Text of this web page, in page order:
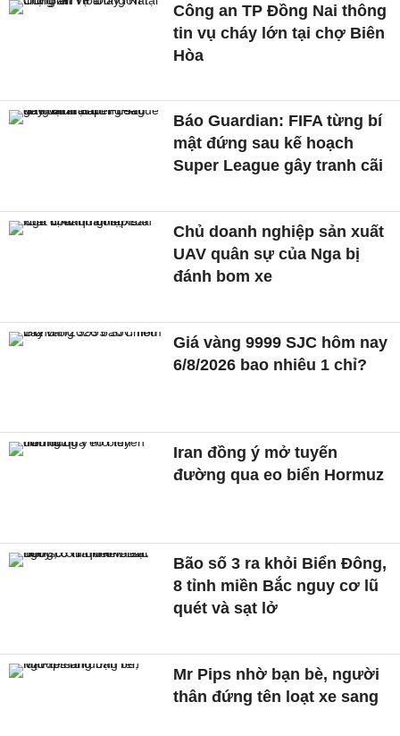
Công an TP Đồng Nai thông
tin vụ cháy lớn tại chợ Biên
Hòa
Báo Guardian: FIFA từng bí
mật đứng sau kế hoạch
Super League gây tranh cãi
Chủ doanh nghiệp sản xuất
UAV quân sự của Nga bị
đánh bom xe
Giá vàng 9999 SJC hôm nay
6/8/2026 bao nhiêu 1 chỉ?
Iran đồng ý mở tuyến
đường qua eo biển Hormuz
Bão số 3 ra khỏi Biển Đông,
8 tỉnh miền Bắc nguy cơ lũ
quét và sạt lở
Mr Pips nhờ bạn bè, người
thân đứng tên loạt xe sang